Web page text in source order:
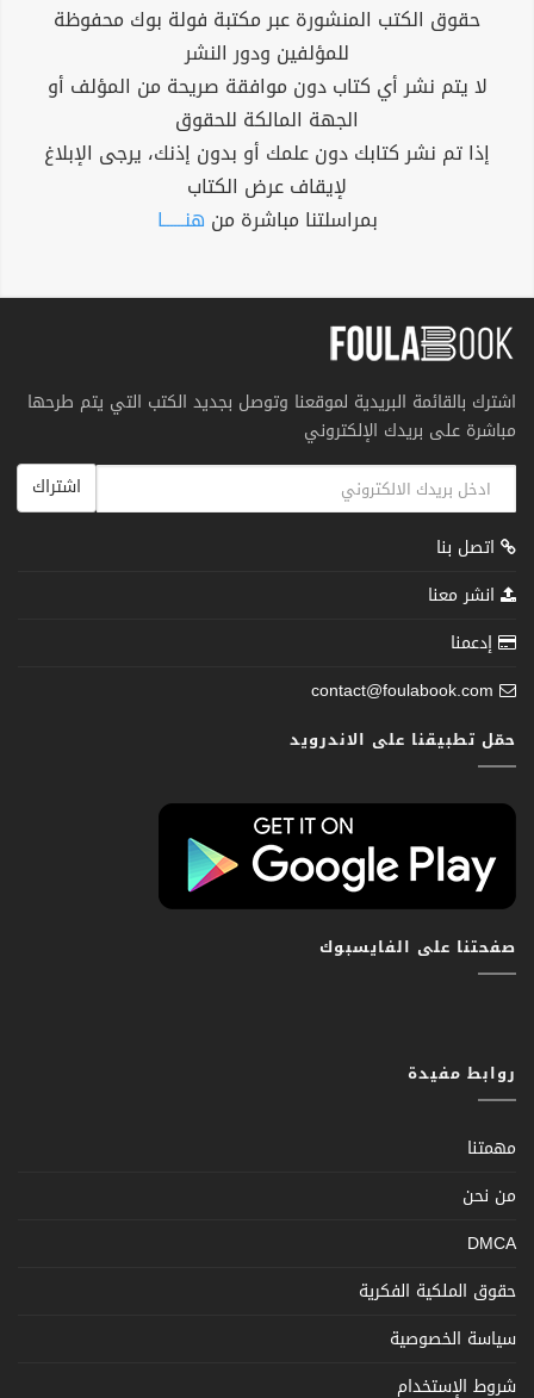
حقوق الكتب المنشورة عبر مكتبة فولة بوك محفوظة
للمؤلفين ودور النشر
لا يتم نشر أي كتاب دون موافقة صريحة من المؤلف أو
الجهة المالكة للحقوق
إذا تم نشر كتابك دون علمك أو بدون إذنك، يرجى الإبلاغ
لإيقاف عرض الكتاب
بمراسلتنا مباشرة من هنــــــا
اشترك بالقائمة البريدية لموقعنا وتوصل بجديد الكتب التي يتم طرحها
مباشرة على بريدك الإلكتروني
اشتراك
اتصل بنا
انشر معنا
إدعمنا
contact@foulabook.com
حمّل تطبيقنا على الاندرويد
صفحتنا على الفايسبوك
روابط مفيدة
مهمتنا
من نحن
DMCA
حقوق الملكية الفكرية
سياسة الخصوصية
شروط الإستخدام